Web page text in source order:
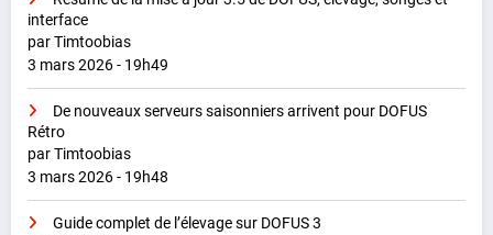
interface
par Timtoobias
3 mars 2026 - 19h49
De nouveaux serveurs saisonniers arrivent pour DOFUS
Rétro
par Timtoobias
3 mars 2026 - 19h48
Guide complet de l’élevage sur DOFUS 3